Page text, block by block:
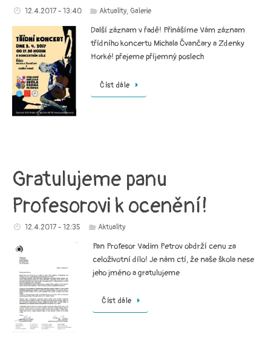
12.4.2017 - 13:40 Aktuality,Galerie
Další záznam v řadě! Přinášíme Vám záznam
třídního koncertu Michala Čvančary a Zdenky
Horké! přejeme příjemný poslech
Číst dále
Gratulujeme panu
Profesorovi k ocenění!
12.4.2017 - 12:35 Aktuality
Pan Profesor Vadim Petrov obdrží cenu za
celoživotní dílo! Je nám ctí, že naše škola nese
jeho jméno a gratulujeme
Číst dále